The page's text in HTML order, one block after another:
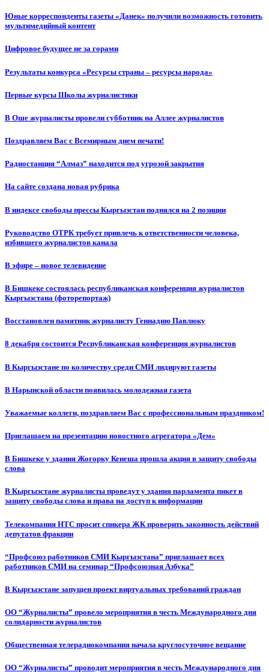
Юные корреспонденты газеты «Данек» получили возможность готовить
мультимедийный контент
Цифровое будущее не за горами
Результаты конкурса «Ресурсы страны – ресурсы народа»
Первые курсы Школы журналистики
В Оше журналисты провели субботник на Аллее журналистов
Поздравляем Вас с Всемирным днем печати!
Радиостанция “Алмаз” находится под угрозой закрытия
На сайте создана новая рубрика
В индексе свободы прессы Кыргызстан поднялся на 2 позиции
Руководство ОТРК требует привлечь к ответственности человека,
избившего журналистов канала
В эфире – новое телевидение
В Бишкеке состоялась республиканская конференция журналистов
Кыргызстана (фоторепортаж)
Восстановлен памятник журналисту Геннадию Павлюку
8 декабря состоится Республиканская конференция журналистов
В Кыргызстане по количеству среди СМИ лидируют газеты
В Нарынской области появилась молодежная газета
Уважаемые коллеги, поздравляем Вас с профессиональным праздником!
Приглашаем на презентацию новостного агрегатора «Дем»
В Бишкеке у здания Жогорку Кенеша прошла акция в защиту свободы
слова
В Кыргызстане журналисты проведут у здания парламента пикет в
защиту свободы слова и права на доступ к информации
Телекомпания НТС просит спикера ЖК проверить законность действий
депутатов фракции
“Профсоюз работников СМИ Кыргызстана” приглашает всех
работников СМИ на семинар “Профсоюзная Азбука”
В Кыргызстане запущен проект виртуальных требований граждан
ОО “Журналисты” провело мероприятия в честь Международного дня
солидарности журналистов
Общественная телерадиокомпания начала круглосуточное вещание
ОО “Журналисты” проводит мероприятия в честь Международного дня